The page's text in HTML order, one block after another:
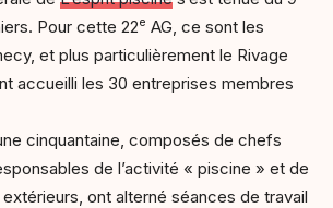
Pour cette 22e AG, ce sont les
et plus particulièrement le Rivage
accueilli les 30 entreprises membres
cinquantaine, composés de chefs
de l’activité « piscine » et de
ont alterné séances de travail